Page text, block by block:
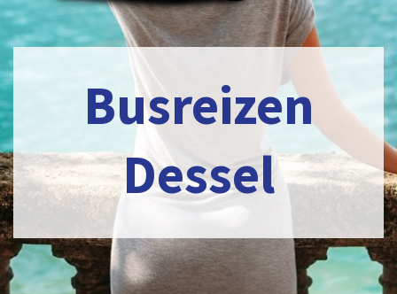
Busreizen
Dessel